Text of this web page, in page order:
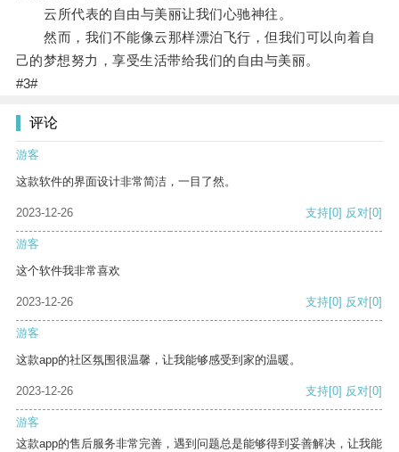
云所代表的自由与美丽让我们心驰神往。
然而，我们不能像云那样漂泊飞行，但我们可以向着自
己的梦想努力，享受生活带给我们的自由与美丽。
#3#
评论
游客
这款软件的界面设计非常简洁，一目了然。
2023-12-26 支持[0] 反对[0]
游客
这个软件我非常喜欢
2023-12-26 支持[0] 反对[0]
游客
这款app的社区氛围很温馨，让我能够感受到家的温暖。
2023-12-26 支持[0] 反对[0]
游客
这款app的售后服务非常完善，遇到问题总是能够得到妥善解决，让我能